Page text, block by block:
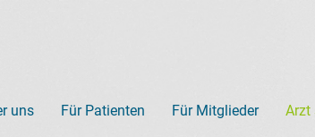
uns Für Patienten Für Mitglieder Arzt